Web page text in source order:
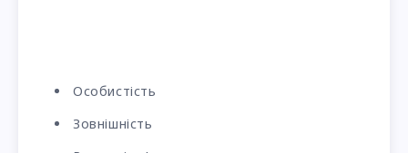
Особистість
Зовнішність